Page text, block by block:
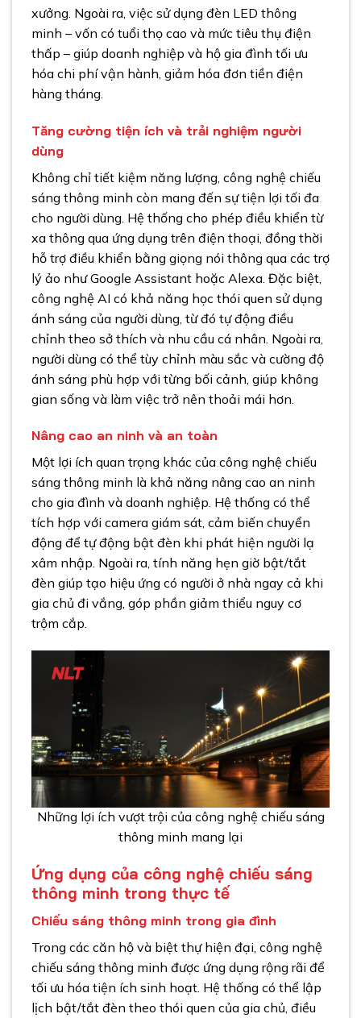
xưởng. Ngoài ra, việc sử dụng đèn LED thông
minh – vốn có tuổi thọ cao và mức tiêu thụ điện
thấp – giúp doanh nghiệp và hộ gia đình tối ưu
hóa chi phí vận hành, giảm hóa đơn tiền điện
hàng tháng.
Tăng cường tiện ích và trải nghiệm người
dùng
Không chỉ tiết kiệm năng lượng, công nghệ chiếu
sáng thông minh còn mang đến sự tiện lợi tối đa
cho người dùng. Hệ thống cho phép điều khiển từ
xa thông qua ứng dụng trên điện thoại, đồng thời
hỗ trợ điều khiển bằng giọng nói thông qua các trợ
lý ảo như Google Assistant hoặc Alexa. Đặc biệt,
công nghệ AI có khả năng học thói quen sử dụng
ánh sáng của người dùng, từ đó tự động điều
chỉnh theo sở thích và nhu cầu cá nhân. Ngoài ra,
người dùng có thể tùy chỉnh màu sắc và cường độ
ánh sáng phù hợp với từng bối cảnh, giúp không
gian sống và làm việc trở nên thoải mái hơn.
Nâng cao an ninh và an toàn
Một lợi ích quan trọng khác của công nghệ chiếu
sáng thông minh là khả năng nâng cao an ninh
cho gia đình và doanh nghiệp. Hệ thống có thể
tích hợp với camera giám sát, cảm biến chuyển
động để tự động bật đèn khi phát hiện người lạ
xâm nhập. Ngoài ra, tính năng hẹn giờ bật/tắt
đèn giúp tạo hiệu ứng có người ở nhà ngay cả khi
gia chủ đi vắng, góp phần giảm thiểu nguy cơ
trộm cắp.
Những lợi ích vượt trội của công nghệ chiếu sáng
thông minh mang lại
Ứng dụng của công nghệ chiếu sáng
thông minh trong thực tế
Chiếu sáng thông minh trong gia đình
Trong các căn hộ và biệt thự hiện đại, công nghệ
chiếu sáng thông minh được ứng dụng rộng rãi để
tối ưu hóa tiện ích sinh hoạt. Hệ thống có thể lập
lịch bật/tắt đèn theo thói quen của gia chủ, điều